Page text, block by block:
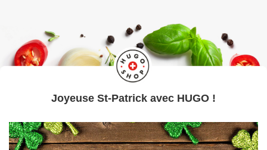
Joyeuse St-Patrick avec HUGO !